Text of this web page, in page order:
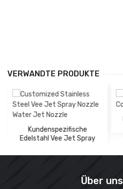
VERWANDTE PRODUKTE
Kundenspezifische
Edelstahl Vee Jet Spray
Über uns